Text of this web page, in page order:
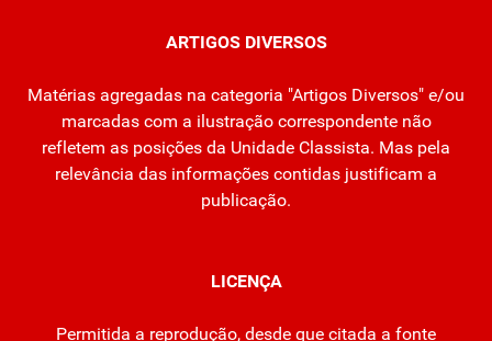
ARTIGOS DIVERSOS
Matérias agregadas na categoria "Artigos Diversos" e/ou
marcadas com a ilustração correspondente não
refletem as posições da Unidade Classista. Mas pela
relevância das informações contidas justificam a
publicação.
LICENÇA
Permitida a reprodução, desde que citada a fonte